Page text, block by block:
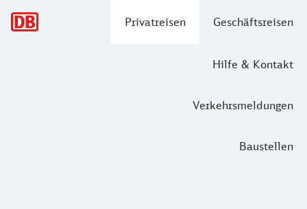
Privatreisen Geschäftsreisen
Hilfe & Kontakt
Verkehrsmeldungen
Baustellen